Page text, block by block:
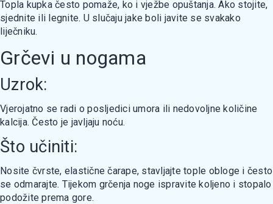
Topla kupka često pomaže, ko i vježbe opuštanja. Ako stojite,
sjednite ili legnite. U slučaju jake boli javite se svakako
liječniku.
Grčevi u nogama
Uzrok:
Vjerojatno se radi o posljedici umora ili nedovoljne količine
kalcija. Često je javljaju noću.
Što učiniti:
Nosite čvrste, elastične čarape, stavljajte tople obloge i često
se odmarajte. Tijekom grčenja noge ispravite koljeno i stopalo
podožite prema gore.